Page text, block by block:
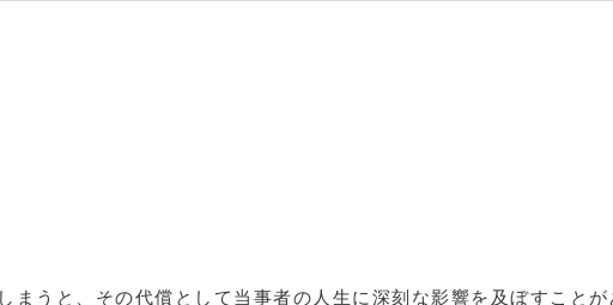
まうと、その代償として当事者の人生に深刻な影響を及ぼすことが